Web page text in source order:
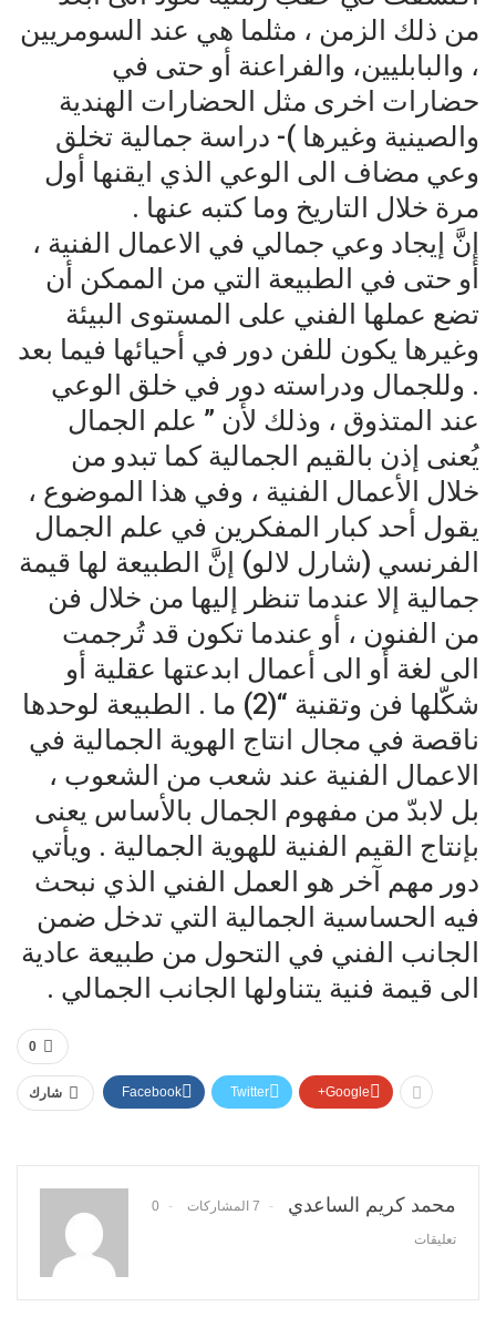
من ذلك الزمن ، مثلما هي عند السومريين
، والبابليين، والفراعنة أو حتى في
حضارات اخرى مثل الحضارات الهندية
والصينية وغيرها )- دراسة جمالية تخلق
وعي مضاف الى الوعي الذي ايقنها أول
مرة خلال التاريخ وما كتبه عنها .
إنَّ إيجاد وعي جمالي في الاعمال الفنية ،
أو حتى في الطبيعة التي من الممكن أن
تضع عملها الفني على المستوى البيئة
وغيرها يكون للفن دور في أحيائها فيما بعد
. وللجمال ودراسته دور في خلق الوعي
عند المتذوق ، وذلك لأن ” علم الجمال
يُعنى إذن بالقيم الجمالية كما تبدو من
خلال الأعمال الفنية ، وفي هذا الموضوع ،
يقول أحد كبار المفكرين في علم الجمال
الفرنسي (شارل لالو) إنَّ الطبيعة لها قيمة
جمالية إلا عندما تنظر إليها من خلال فن
من الفنون ، أو عندما تكون قد تُرجمت
الى لغة أو الى أعمال ابدعتها عقلية أو
شكّلها فن وتقنية “(2) ما . الطبيعة لوحدها
ناقصة في مجال انتاج الهوية الجمالية في
الاعمال الفنية عند شعب من الشعوب ،
بل لابدّ من مفهوم الجمال بالأساس يعنى
بإنتاج القيم الفنية للهوية الجمالية . ويأتي
دور مهم آخر هو العمل الفني الذي نبحث
فيه الحساسية الجمالية التي تدخل ضمن
الجانب الفني في التحول من طبيعة عادية
الى قيمة فنية يتناولها الجانب الجمالي .
0
شارك Facebook Twitter Google+
محمد كريم الساعدي 7 المشاركات 0
تعليقات